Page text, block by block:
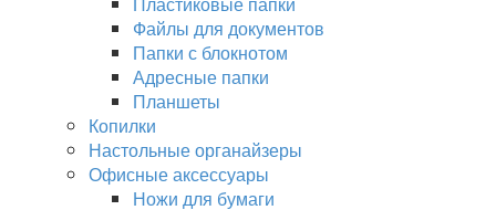
Файлы для документов
Папки с блокнотом
Адресные папки
Планшеты
Копилки
Настольные органайзеры
Офисные аксессуары
Ножи для бумаги